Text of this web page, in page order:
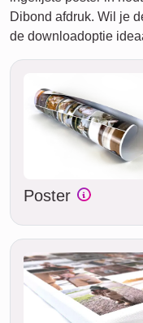
Dibond afdruk. Wil je
de downloadoptie
Poster